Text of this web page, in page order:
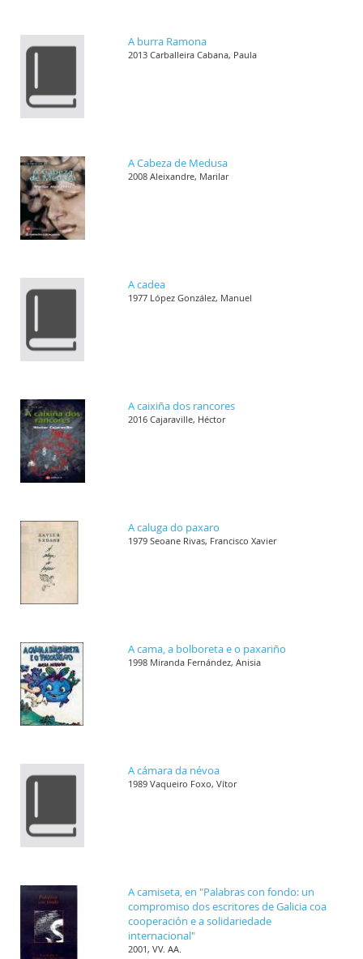
A burra Ramona
2013 Carballeira Cabana, Paula
A Cabeza de Medusa
2008 Aleixandre, Marilar
A cadea
1977 López González, Manuel
A caixiña dos rancores
2016 Cajaraville, Héctor
A caluga do paxaro
1979 Seoane Rivas, Francisco Xavier
A cama, a bolboreta e o paxariño
1998 Miranda Fernández, Anisia
A cámara da névoa
1989 Vaqueiro Foxo, Vítor
A camiseta, en "Palabras con fondo: un
compromiso dos escritores de Galicia coa
cooperación e a solidariedade
internacional"
2001, VV. AA.